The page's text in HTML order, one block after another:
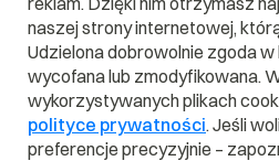
A B C D E
J
K L M N
S
T U V W
naszej strony internetowej,
Udzielona dobrowolnie zgoda
wycofana lub zmodyfikowana.
wykorzystywanych plikach
polityce prywatności. Jeśli
preferencje precyzyjnie –